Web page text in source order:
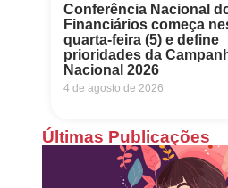
Conferência Nacional
Financiários começa
quarta-feira (5) e define
prioridades da
Nacional 2026
4 de agosto de 2026
Últimas Publicações